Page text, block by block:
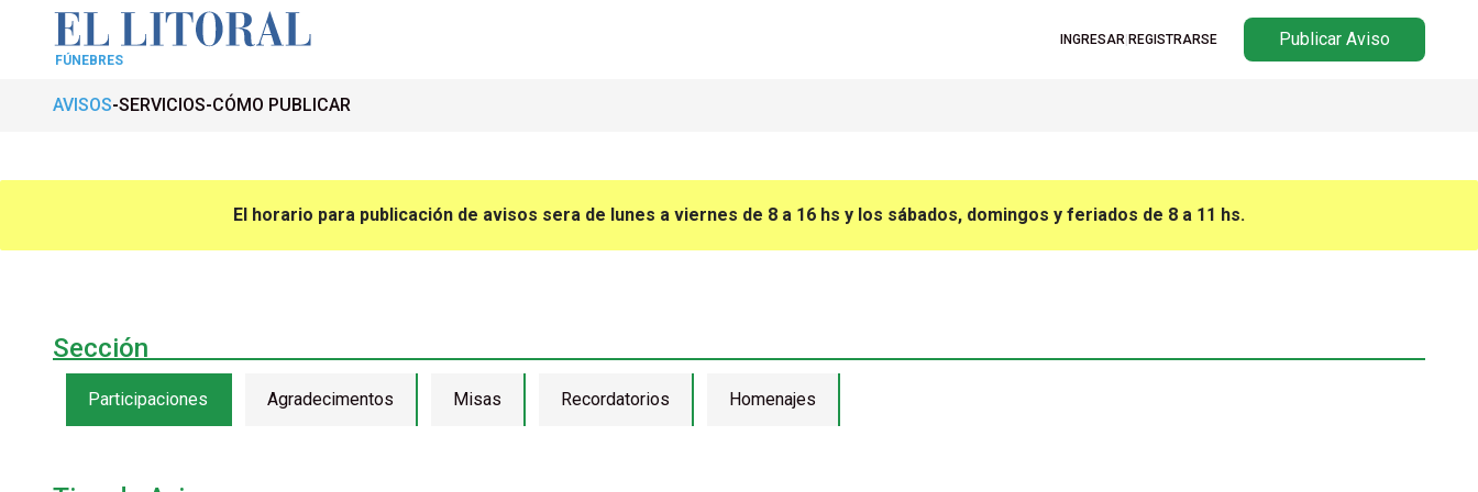
FÚNEBRES
INGRESAR REGISTRARSE Publicar Aviso
AVISOS SERVICIOS CÓMO PUBLICAR
El horario para publicación de avisos sera de lunes a viernes de 8 a 16 hs y los sábados, domingos y feriados de 8 a 11 hs.
Sección
Participaciones Agradecimentos Misas Recordatorios Homenajes